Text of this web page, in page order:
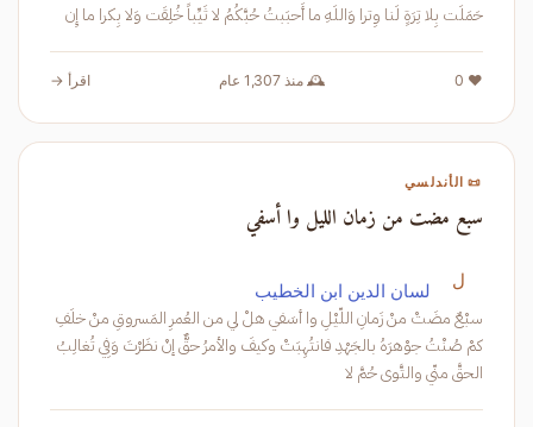
حَمَلَت بِلا تِرَةٍ لَنا وِترا وَاللَهِ ما أَحبَبتُ حُبَّكُمُ لا ثَيِّباً خُلِقَت وَلا بِكرا ما إِن
❤️ 0 🕰️ منذ 1,307 عام اقرأ →
📜 الأندلسي
سبع مضت من زمان الليل وا أسفي
ل لسان الدين ابن الخطيب
سبْعٌ مضَتْ منْ زَمانِ اللّيْلِ وا أسَفي هلْ لي من العُمرِ المَسروقِ منْ خلَفِ
كمْ صُنْتُ جوْهرَهُ بالجَهْدِ فانتُهِبَتْ وكيفَ والأمرُ حقٌّ إنْ نظَرْتَ وَفِي تُغالِبُ
الحقَّ منّي والتَّوى حُمَّ لا